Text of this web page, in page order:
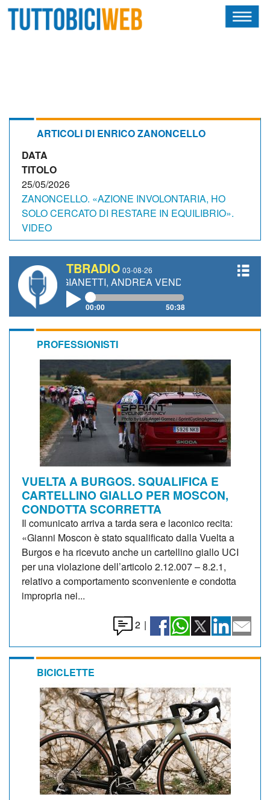
CALENDARIO
OSCAR
ALBI D'ORO
NEWSLETTER
ARTICOLI DI ENRICO ZANONCELLO
DATA
TITOLO
25/05/2026
ZANONCELLO. «AZIONE INVOLONTARIA, HO
SOLO CERCATO DI RESTARE IN EQUILIBRIO».
VIDEO
TBRADIO 03-08-26
GIANETTI, ANDREA VENDRAME, FILIPPO FIORELLI
00:00 50:38
PROFESSIONISTI
VUELTA A BURGOS. SQUALIFICA E
CARTELLINO GIALLO PER MOSCON,
CONDOTTA SCORRETTA
Il comunicato arriva a tarda sera e laconico recita:
«Gianni Moscon è stato squalificato dalla Vuelta a
Burgos e ha ricevuto anche un cartellino giallo UCI
per una violazione dell’articolo 2.12.007 – 8.2.1,
relativo a comportamento sconveniente e condotta
impropria nei...
2 |
BICICLETTE